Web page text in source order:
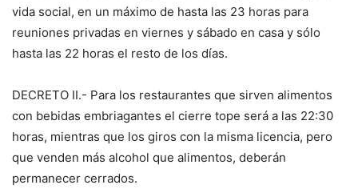
vida social, en un máximo de hasta las 23 horas para
reuniones privadas en viernes y sábado en casa y sólo
hasta las 22 horas el resto de los días.
DECRETO II.- Para los restaurantes que sirven alimentos
con bebidas embriagantes el cierre tope será a las 22:30
horas, mientras que los giros con la misma licencia, pero
que venden más alcohol que alimentos, deberán
permanecer cerrados.